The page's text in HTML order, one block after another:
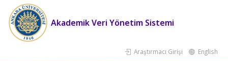
Akademik Veri Yönetim Sistemi
Araştırmacı Girişi English